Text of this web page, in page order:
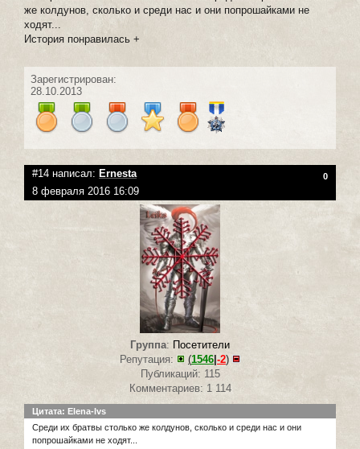
же колдунов, сколько и среди нас и они попрошайками не
ходят...
История понравилась +
Зарегистрирован:
28.10.2013
#14 написал: Ernesta 0
8 февраля 2016 16:09
Группа: Посетители
Репутация:
(1546 -2)
Публикаций: 115
Комментариев: 1 114
Цитата: Elena-lvs
Среди их братвы столько же колдунов, сколько и среди нас и они
попрошайками не ходят...